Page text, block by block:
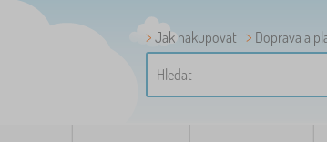
Jak nakupovat Doprava a